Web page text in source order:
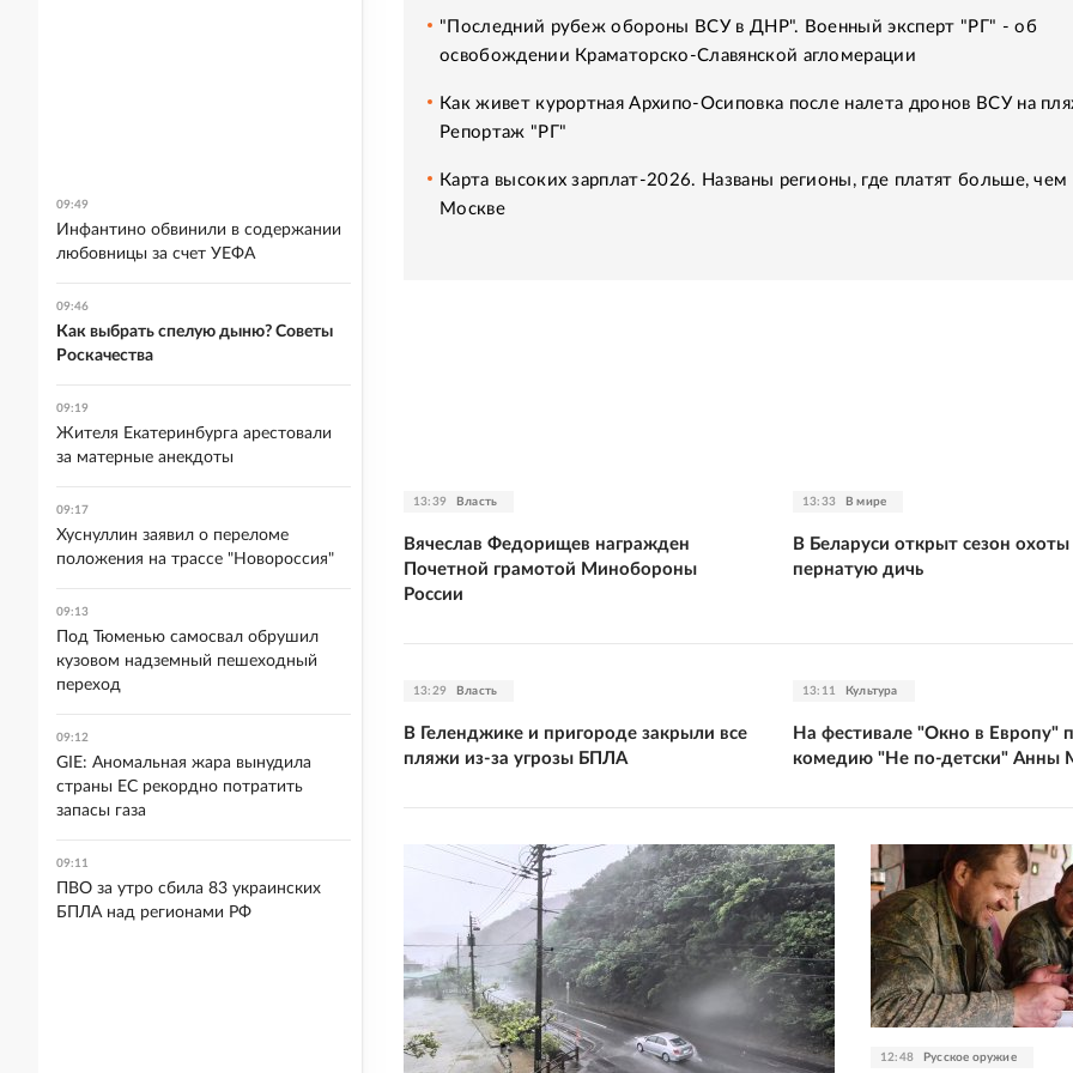
"Последний рубеж обороны ВСУ в ДНР". Военный эксперт "РГ" - об
освобождении Краматорско-Славянской агломерации
Как живет курортная Архипо-Осиповка после налета дронов ВСУ на
Репортаж "РГ"
Карта высоких зарплат-2026. Названы регионы, где платят больше, чем
Москве
13:39 Власть
Вячеслав Федорищев награжден
Почетной грамотой Минобороны
России
13:33 В мире
В Беларуси открыт сезон охоты
пернатую дичь
13:29 Власть
В Геленджике и пригороде закрыли все
пляжи из-за угрозы БПЛА
13:11 Культура
На фестивале "Окно в Европу"
комедию "Не по-детски" Анны
12:48 Русское оружие
09:49
Инфантино обвинили в содержании
любовницы за счет УЕФА
09:46
Как выбрать спелую дыню? Советы
Роскачества
09:19
Жителя Екатеринбурга арестовали
за матерные анекдоты
09:17
Хуснуллин заявил о переломе
положения на трассе "Новороссия"
09:13
Под Тюменью самосвал обрушил
кузовом надземный пешеходный
переход
09:12
GIE: Аномальная жара вынудила
страны ЕС рекордно потратить
запасы газа
09:11
ПВО за утро сбила 83 украинских
БПЛА над регионами РФ